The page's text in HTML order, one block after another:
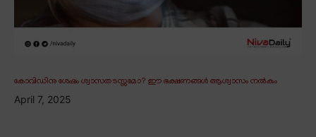
കോവിഡിനു ശേഷം ശ്വാസതടസ്സമോ? ഈ ഭക്ഷണങ്ങൾ ആശ്വാസം നൽകും
April 7, 2025